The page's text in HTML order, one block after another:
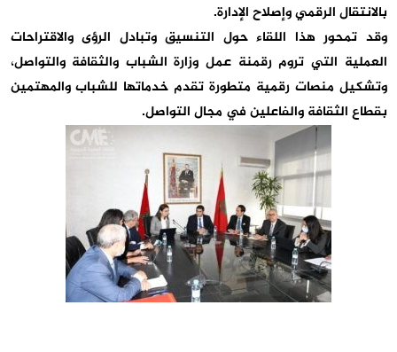
بالانتقال الرقمي وإصلاح الإدارة.
وقد تمحور هذا اللقاء حول التنسيق وتبادل الرؤى والاقتراحات
العملية التي تروم رقمنة عمل وزارة الشباب والثقافة والتواصل،
وتشكيل منصات رقمية متطورة تقدم خدماتها للشباب والمهتمين
بقطاع الثقافة والفاعلين في مجال التواصل.